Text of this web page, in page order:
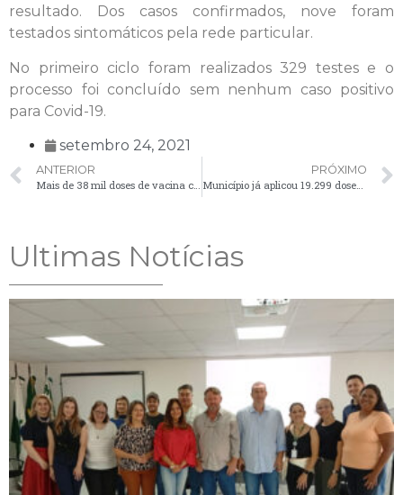
resultado. Dos casos confirmados, nove foram
testados sintomáticos pela rede particular.
No primeiro ciclo foram realizados 329 testes e o
processo foi concluído sem nenhum caso positivo
para Covid-19.
setembro 24, 2021
ANTERIOR
Mais de 38 mil doses de vacina contra a Covid-19 já foram aplicadas em Palmeira
PRÓXIMO
Município já aplicou 19.299 doses de vacina contra a Influenza
Ultimas Notícias